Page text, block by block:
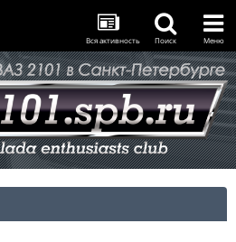
Вся активность Поиск Меню